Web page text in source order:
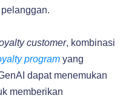
customer, kombinasi
program yang
dapat menemukan
memberikan